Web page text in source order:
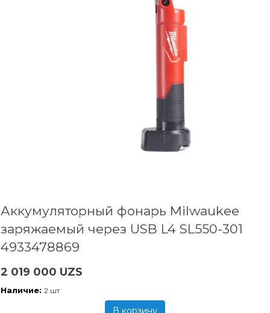
Аккумуляторный фонарь Milwaukee
заряжаемый через USB L4 SL550-301
4933478869
2 019 000 UZS
Наличие: 2 шт
В корзину